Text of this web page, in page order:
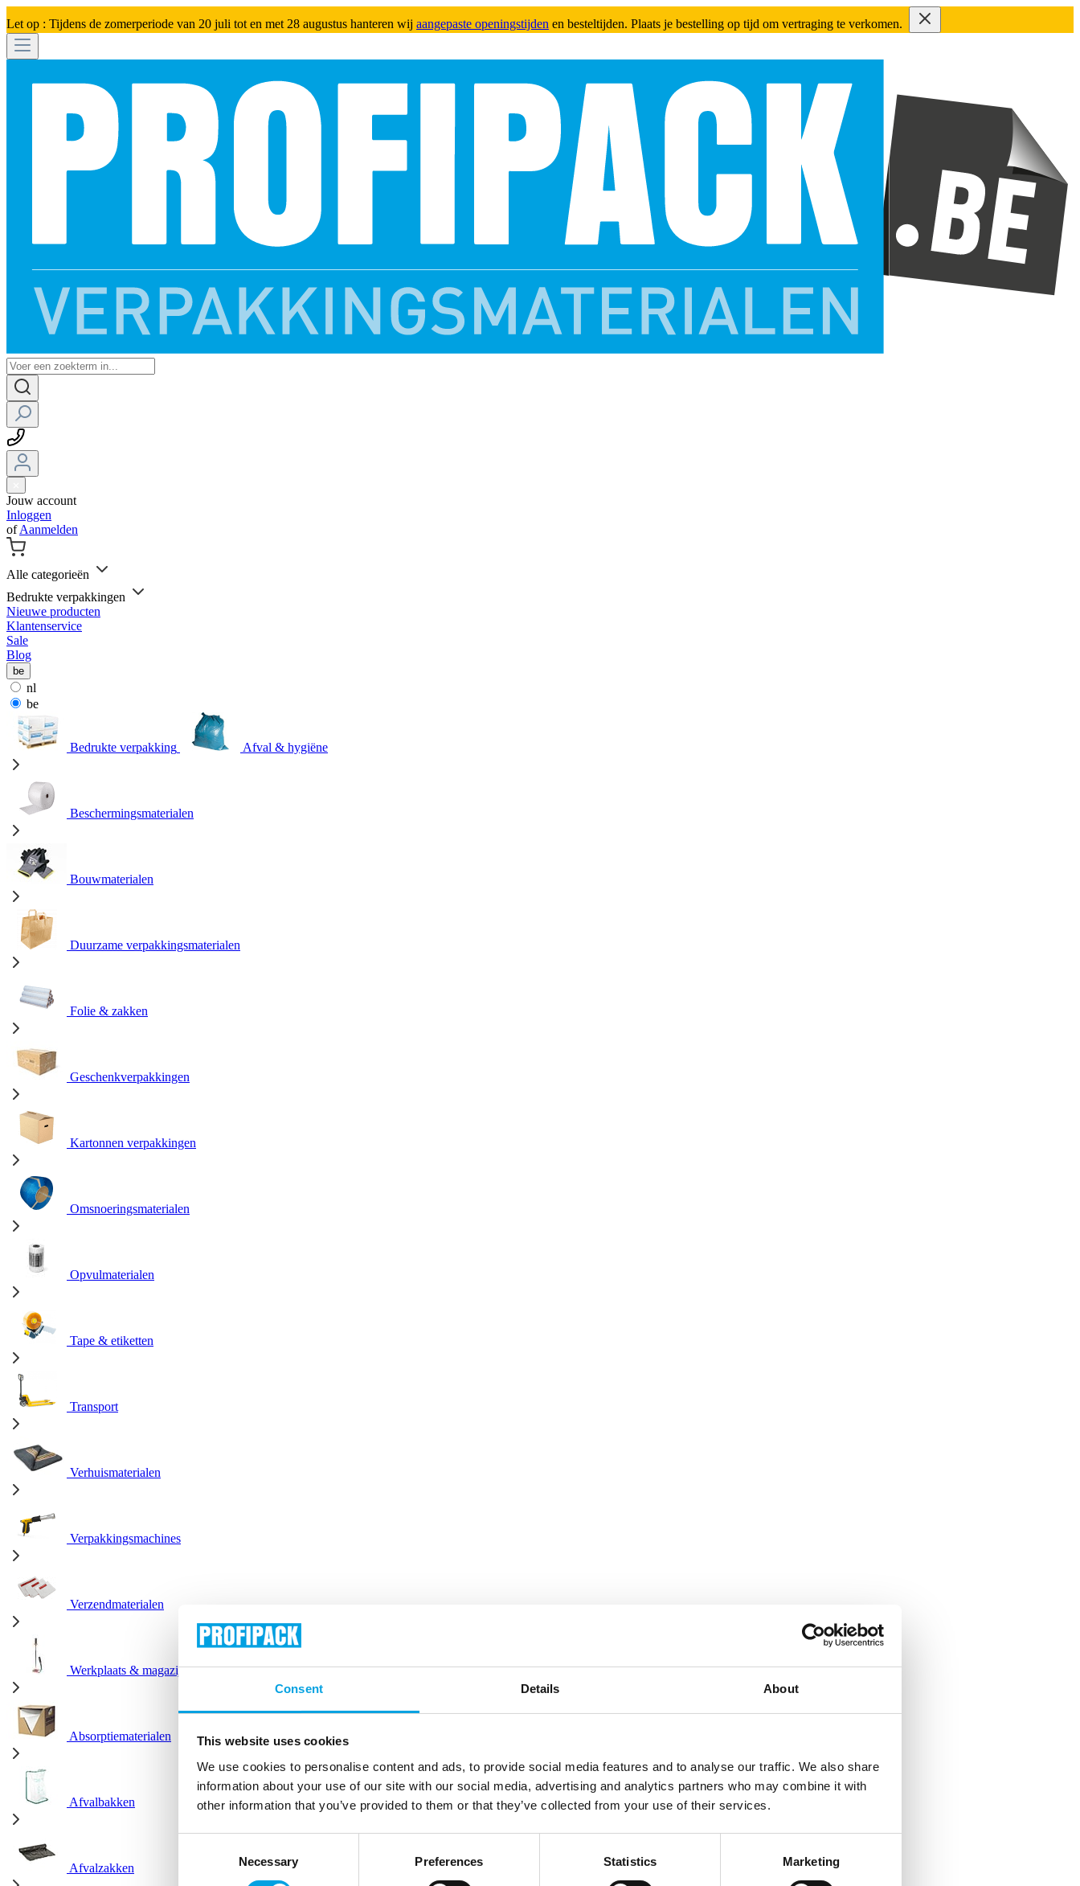
Consent Details About
This website uses cookies
We use cookies to personalise content and ads, to provide social media features and to analyse our traffic. We also share
information about your use of our site with our social media, advertising and analytics partners who may combine it with
other information that you’ve provided to them or that they’ve collected from your use of their services.
Necessary Preferences Statistics Marketing
Let op : Tijdens de zomerperiode van 20 juli tot en met 28 augustus hanteren wij aangepaste openingstijden en besteltijden. Plaats je bestelling op tijd om vertraging te verkomen.
Jouw account
Inloggen
ofAanmelden
Alle categorieën
Bedrukte verpakkingen
Nieuwe producten
Klantenservice
Sale
Blog
be
nl
be
Bedrukte verpakking Afval & hygiëne
Beschermingsmaterialen
Bouwmaterialen
Duurzame verpakkingsmaterialen
Folie & zakken
Geschenkverpakkingen
Kartonnen verpakkingen
Omsnoeringsmaterialen
Opvulmaterialen
Tape & etiketten
Transport
Verhuismaterialen
Verpakkingsmachines
Verzendmaterialen
Werkplaats & magazijn
Absorptiematerialen
Afvalbakken
Afvalzakken